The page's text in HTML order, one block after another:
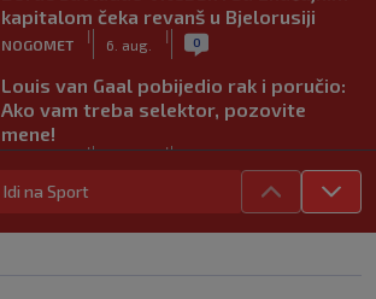
kapitalom čeka revanš u Bjelorusiji
NOGOMET
|
6. aug.
| 0
Louis van Gaal pobijedio rak i poručio:
Ako vam treba selektor, pozovite
mene!
| |
Sanjin Alihodžić protiv čečena Adama
Idi na Sport